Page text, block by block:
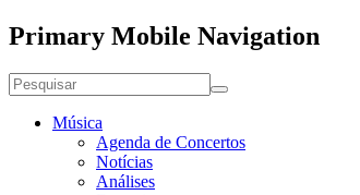
Primary Mobile Navigation
Música
Agenda de Concertos
Notícias
Análises